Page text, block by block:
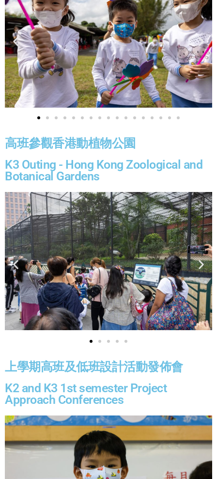
高班參觀香港動植物公園
K3 Outing - Hong Kong Zoological and
Botanical Gardens
上學期高班及低班設計活動發佈會
K2 and K3 1st semester Project
Approach Conferences